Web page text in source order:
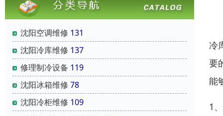
沈阳空调维修 131
沈阳冷库维修 137
修理制冷设备 119
沈阳冰箱维修 78
沈阳冷柜维修 109
冷
要
能
1